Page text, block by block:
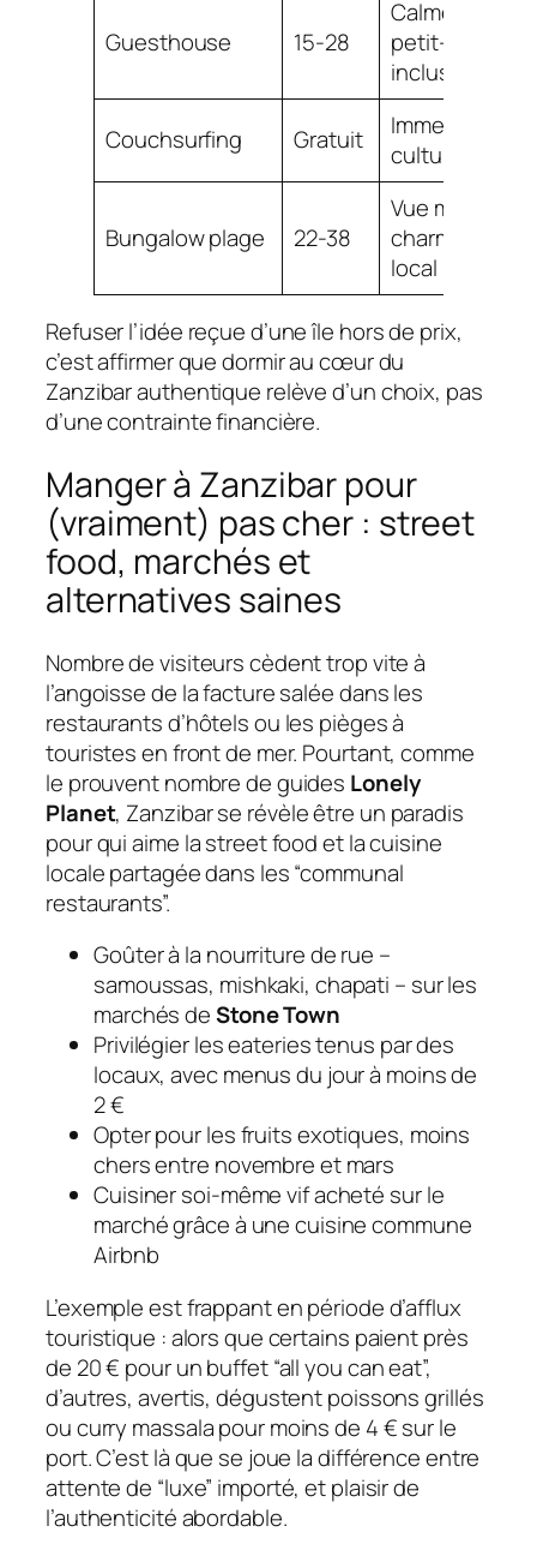
Guesthouse 15-28
Calme,
petit-déj
inclus
Couchsurfing Gratuit
Immersion
culturelle
Bungalow plage 22-38
Vue mer,
charme
local
Refuser l’idée reçue d’une île hors de prix,
c’est affirmer que dormir au cœur du
Zanzibar authentique relève d’un choix, pas
d’une contrainte financière.
Manger à Zanzibar pour
(vraiment) pas cher : street
food, marchés et
alternatives saines
Nombre de visiteurs cèdent trop vite à
l’angoisse de la facture salée dans les
restaurants d’hôtels ou les pièges à
touristes en front de mer. Pourtant, comme
le prouvent nombre de guides Lonely
Planet, Zanzibar se révèle être un paradis
pour qui aime la street food et la cuisine
locale partagée dans les “communal
restaurants”.
Goûter à la nourriture de rue –
samoussas, mishkaki, chapati – sur les
marchés deStone Town
Privilégier les eateries tenus par des
locaux, avec menus du jour à moins de
2 €
Opter pour les fruits exotiques, moins
chers entre novembre et mars
Cuisiner soi-même vif acheté sur le
marché grâce à une cuisine commune
Airbnb
L’exemple est frappant en période d’afflux
touristique : alors que certains paient près
de 20 € pour un buffet “all you can eat”,
d’autres, avertis, dégustent poissons grillés
ou curry massala pour moins de 4 € sur le
port. C’est là que se joue la différence entre
attente de “luxe” importé, et plaisir de
l’authenticité abordable.